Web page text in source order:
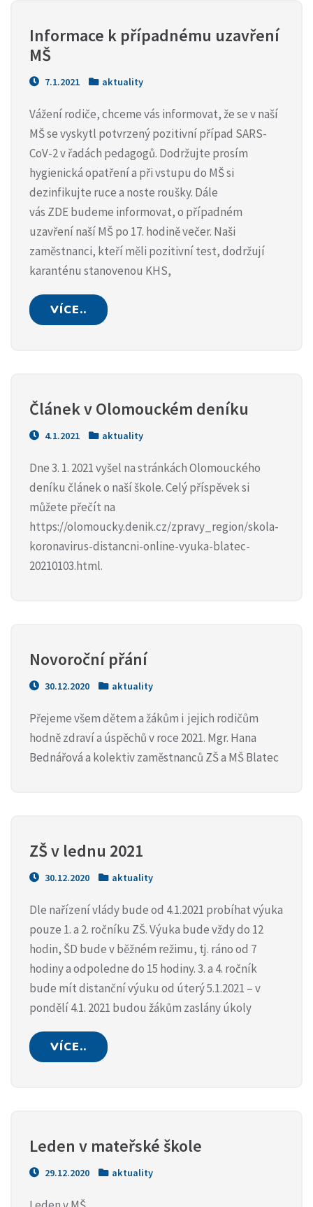
Informace k případnému uzavření
MŠ
7.1.2021 aktuality
Vážení rodiče, chceme vás informovat, že se v naší
MŠ se vyskytl potvrzený pozitivní případ SARS-
CoV-2 v řadách pedagogů. Dodržujte prosím
hygienická opatření a při vstupu do MŠ si
dezinfikujte ruce a noste roušky. Dále
vás ZDE budeme informovat, o případném
uzavření naší MŠ po 17. hodině večer. Naši
zaměstnanci, kteří měli pozitivní test, dodržují
karanténu stanovenou KHS,
VÍCE..
Článek v Olomouckém deníku
4.1.2021 aktuality
Dne 3. 1. 2021 vyšel na stránkách Olomouckého
deníku článek o naší škole. Celý příspěvek si
můžete přečít na
https://olomoucky.denik.cz/zpravy_region/skola-
koronavirus-distancni-online-vyuka-blatec-
20210103.html.
Novoroční přání
30.12.2020 aktuality
Přejeme všem dětem a žákům i jejich rodičům
hodně zdraví a úspěchů v roce 2021. Mgr. Hana
Bednářová a kolektiv zaměstnanců ZŠ a MŠ Blatec
ZŠ v lednu 2021
30.12.2020 aktuality
Dle nařízení vlády bude od 4.1.2021 probíhat výuka
pouze 1. a 2. ročníku ZŠ. Výuka bude vždy do 12
hodin, ŠD bude v běžném režimu, tj. ráno od 7
hodiny a odpoledne do 15 hodiny. 3. a 4. ročník
bude mít distanční výuku od úterý 5.1.2021 – v
pondělí 4.1. 2021 budou žákům zaslány úkoly
VÍCE..
Leden v mateřské škole
29.12.2020 aktuality